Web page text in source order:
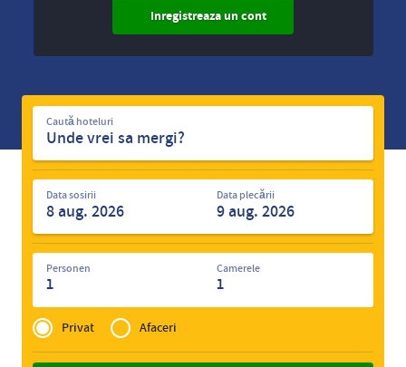
Inregistreaza un cont
Caută
hoteluri
Caută hoteluri
Data sosirii Data plecării
Personen
1
Camerele
1
Privé
of
Zakelijk
Privat Afaceri